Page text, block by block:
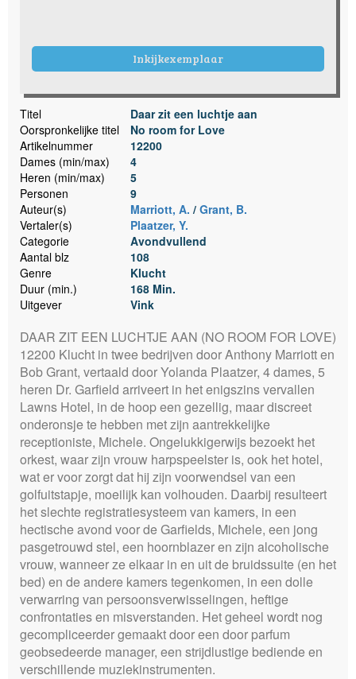
Inkijkexemplaar
Titel
Daar zit een luchtje aan
Oorspronkelijke titel
No room for Love
Artikelnummer
12200
Dames (min/max)
4
Heren (min/max)
5
Personen
9
Auteur(s)
Marriott, A. / Grant, B.
Vertaler(s)
Plaatzer, Y.
Categorie
Avondvullend
Aantal blz
108
Genre
Klucht
Duur (min.)
168 Min.
Uitgever
Vink
DAAR ZIT EEN LUCHTJE AAN (NO ROOM FOR LOVE)
12200 Klucht in twee bedrijven door Anthony Marriott en
Bob Grant, vertaald door Yolanda Plaatzer, 4 dames, 5
heren Dr. Garfield arriveert in het enigszins vervallen
Lawns Hotel, in de hoop een gezellig, maar discreet
onderonsje te hebben met zijn aantrekkelijke
receptioniste, Michele. Ongelukkigerwijs bezoekt het
orkest, waar zijn vrouw harpspeelster is, ook het hotel,
wat er voor zorgt dat hij zijn voorwendsel van een
golfuitstapje, moeilijk kan volhouden. Daarbij resulteert
het slechte registratiesysteem van kamers, in een
hectische avond voor de Garfields, Michele, een jong
pasgetrouwd stel, een hoornblazer en zijn alcoholische
vrouw, wanneer ze elkaar in en uit de bruidssuite (en het
bed) en de andere kamers tegenkomen, in een dolle
verwarring van persoonsverwisselingen, heftige
confrontaties en misverstanden. Het geheel wordt nog
gecompliceerder gemaakt door een door parfum
geobsedeerde manager, een strijdlustige bediende en
verschillende muziekinstrumenten.